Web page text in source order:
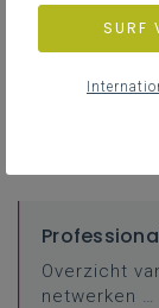
Overzicht
netwerken …
SURF